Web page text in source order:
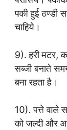
पकी हुई ठण्डी
चाहिये।
9). हरी मटर,
सब्जी बनाते
बना रहता है।
10). पत्ते वाले
को जल्दी और